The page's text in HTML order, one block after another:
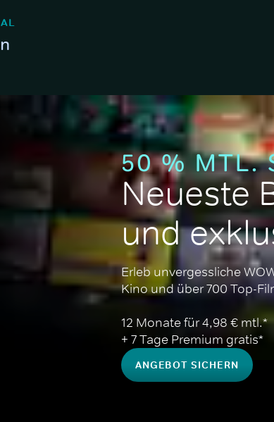
Neueste
und
Erleb unvergessliche
Kino und über 700 Top-
12 Monate für 4,98 € mtl.*
+ 7 Tage Premium gratis*
ANGEBOT SICHERN